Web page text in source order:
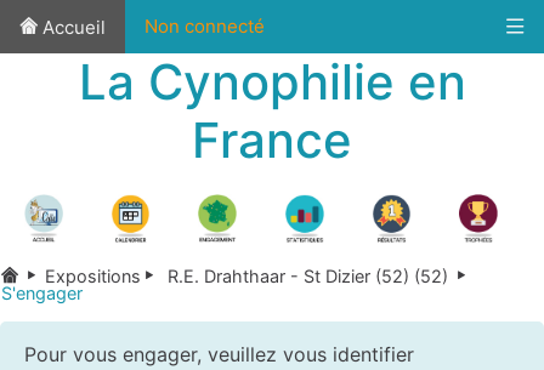
Accueil Non connecté
La Cynophilie en
France
Expositions
R.E. Drahthaar - St Dizier (52) (52)
S'engager
Pour vous engager, veuillez vous identifier